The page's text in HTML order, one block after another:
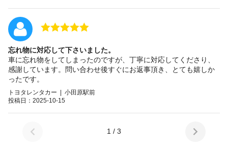
忘れ物に対応して下さいました。
車に忘れ物をしてしまったのですが、丁寧に対応してくださり、
感謝しています。問い合わせ後すぐにお返事頂き、とても嬉しか
ったです。
トヨタレンタカー | 小田原駅前
投稿日：2025-10-15
1 / 3